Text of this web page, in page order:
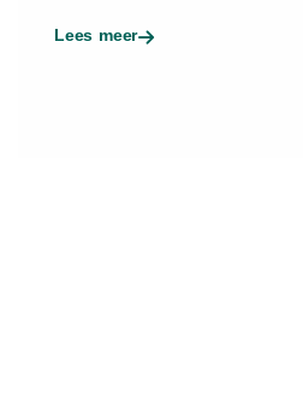
Lees meer